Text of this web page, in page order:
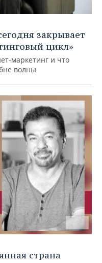
закрывает
цикл»
маркетинг и что
волны
страна